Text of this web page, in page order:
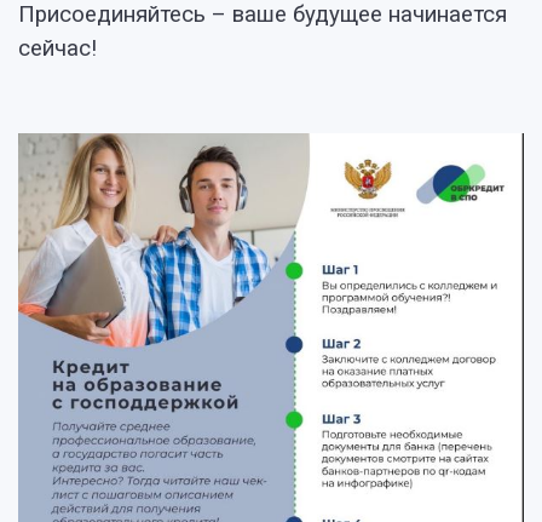
Присоединяйтесь – ваше будущее начинается
сейчас!